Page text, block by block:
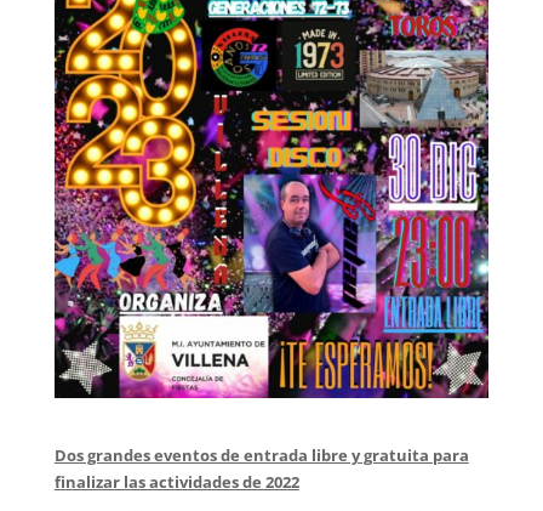
Dos grandes eventos de entrada libre y gratuita para
finalizar las actividades de 2022